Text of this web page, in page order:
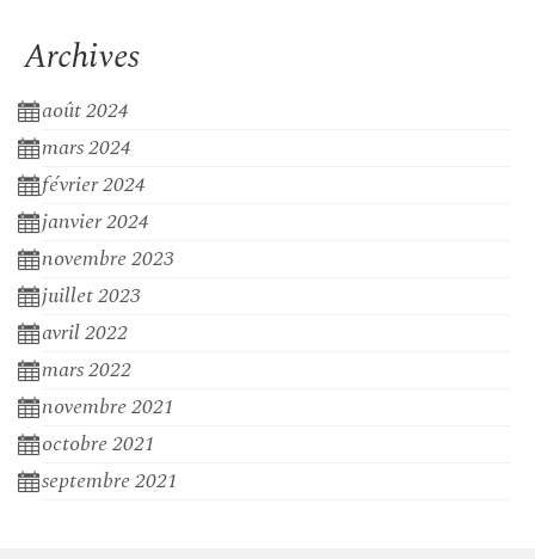
Archives
août 2024
mars 2024
février 2024
janvier 2024
novembre 2023
juillet 2023
avril 2022
mars 2022
novembre 2021
octobre 2021
septembre 2021